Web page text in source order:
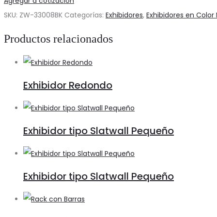
2
cantidad
SKU: ZW-33008BK Categorías: Exhibidores, Exhibidores en Color
Productos relacionados
Exhibidor Redondo
Exhibidor tipo Slatwall Pequeño
Exhibidor tipo Slatwall Pequeño